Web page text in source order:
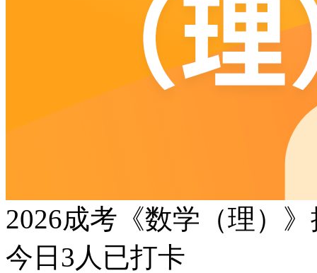
2026成考《数学（理）
今日 3 人已打卡